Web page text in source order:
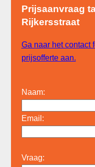
Prijsaanvraag
Rijkersstraat
Ga naar het contact
prijsofferte aan.
Naam:
Email:
Vraag: